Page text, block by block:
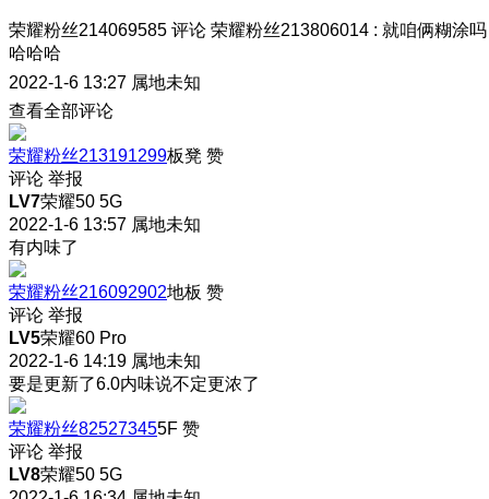
荣耀粉丝214069585 评论 荣耀粉丝213806014 : 就咱俩糊涂吗
哈哈哈
2022-1-6 13:27 属地未知
查看全部评论
荣耀粉丝213191299板凳 赞
评论 举报
LV7荣耀50 5G
2022-1-6 13:57 属地未知
有内味了
荣耀粉丝216092902地板 赞
评论 举报
LV5荣耀60 Pro
2022-1-6 14:19 属地未知
要是更新了6.0内味说不定更浓了
荣耀粉丝825273455F 赞
评论 举报
LV8荣耀50 5G